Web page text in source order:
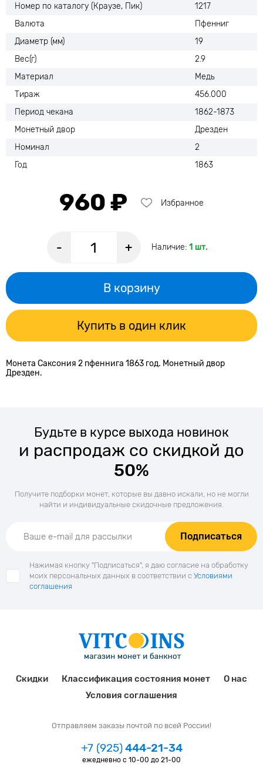
Номер по каталогу (Краузе, Пик)
1217
Валюта
Пфенниг
Диаметр (мм)
19
Вес(г)
2.9
Материал
Медь
Тираж
456.000
Период чекана
1862-1873
Монетный двор
Дрезден
Номинал
2
Год
1863
960 ₽ Избранное
- + Наличие: 1 шт.
В корзину
Купить в один клик
Монета Саксония 2 пфеннига 1863 год. Монетный двор
Дрезден.
Будьте в курсе выхода новинок
и распродаж со скидкой до
50%
Получите подборки монет, которые вы давно искали, но не могли
найти и индивидуальные скидочные предложения.
Подписаться
Нажимая кнопку "Подписаться", я даю согласие на обработку
моих персональных данных в соответствии с Условиями
соглашения
Скидки Классификация состояния монет
О нас
Условия соглашения
Отправляем заказы почтой по всей России!
+7 (925)444-21-34
ежедневно с 10-00 до 21-00